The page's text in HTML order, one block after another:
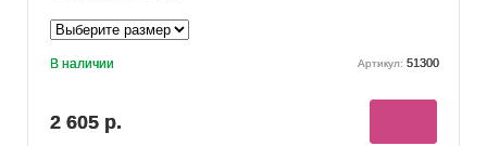
В наличии Артикул: 51300
2 605 р.